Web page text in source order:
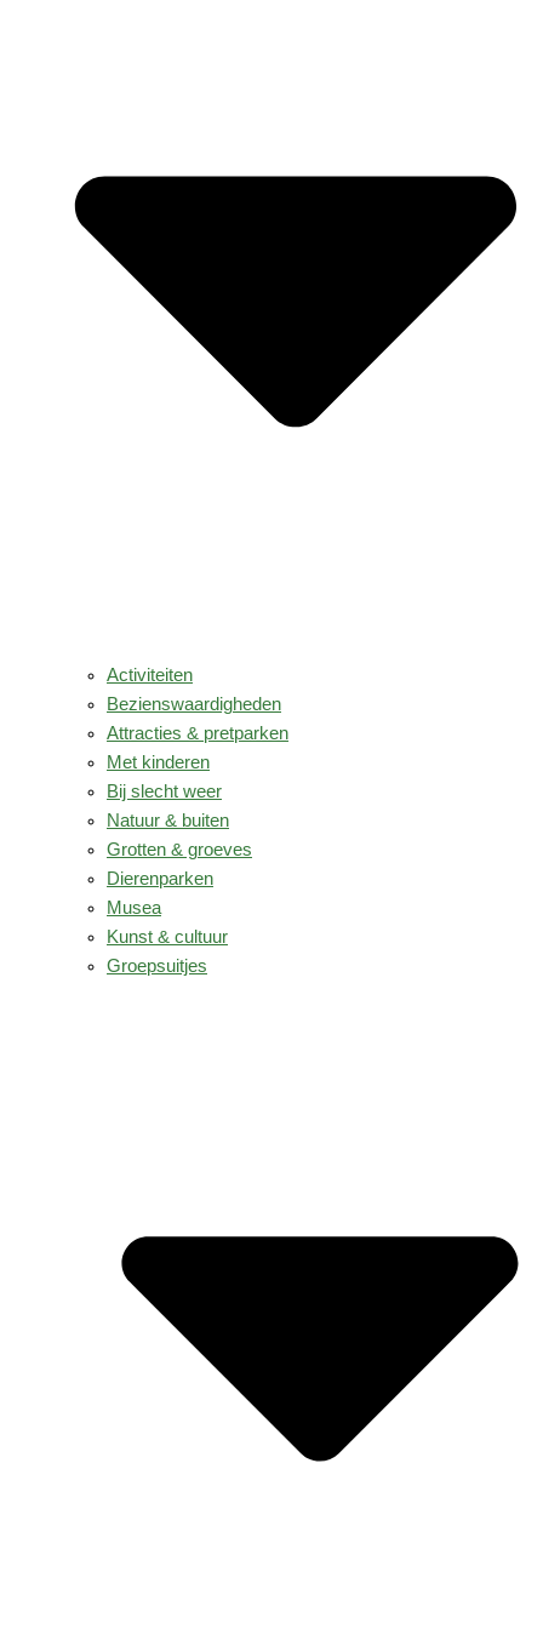
Activiteiten
Bezienswaardigheden
Attracties & pretparken
Met kinderen
Bij slecht weer
Natuur & buiten
Grotten & groeves
Dierenparken
Musea
Kunst & cultuur
Groepsuitjes